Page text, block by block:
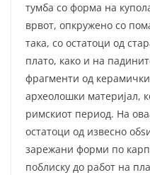
тумба со форма на
врвот, опкружено со
така, со остатоци од
плато, како и на
фрагменти од
археолошки материјал,
римскиот период. На
остатоци од извесно
зарежани форми по
поблиску до работ на